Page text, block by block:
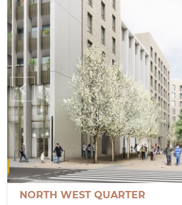
NORTH WEST QUARTER